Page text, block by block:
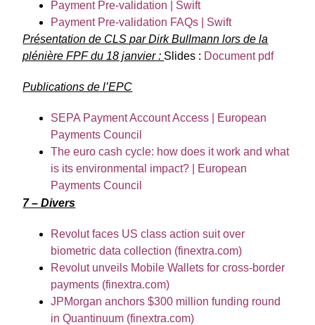
Payment Pre-validation | Swift
Payment Pre-validation FAQs | Swift
Présentation de CLS par Dirk Bullmann lors de la
plénière FPF du 18 janvier : Slides : Document pdf
Publications de l’EPC
SEPA Payment Account Access | European
Payments Council
The euro cash cycle: how does it work and what
is its environmental impact? | European
Payments Council
7 – Divers
Revolut faces US class action suit over
biometric data collection (finextra.com)
Revolut unveils Mobile Wallets for cross-border
payments (finextra.com)
JPMorgan anchors $300 million funding round
in Quantinuum (finextra.com)